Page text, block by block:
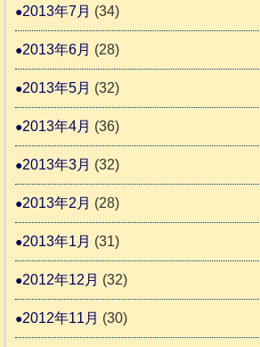
2013年7月 (34)
2013年6月 (28)
2013年5月 (32)
2013年4月 (36)
2013年3月 (32)
2013年2月 (28)
2013年1月 (31)
2012年12月 (32)
2012年11月 (30)